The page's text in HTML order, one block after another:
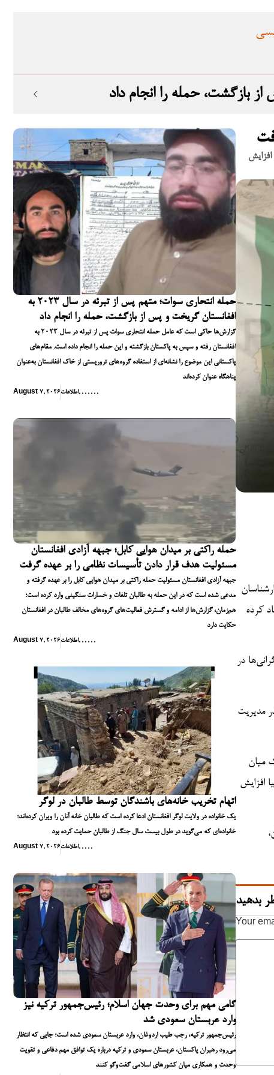
حمله انتحاری سوات؛ متهم پس از تبرئه در سال ۲۰۲۳ به
افغانستان گریخت و پس از بازگشت، حمله را انجام داد
گزارش‌ها حاکی است که عامل حمله انتحاری سوات پس از تبرئه در سال ۲۰۲۳ به
افغانستان رفته و سپس به پاکستان بازگشته و این حمله را انجام داده است. مقام‌های
پاکستانی این موضوع را نشانه‌ای از استفاده گروه‌های تروریستی از خاک افغانستان به‌عنوان
پناهگاه عنوان کرده‌اند
August 7, 2026اطلاعات, , , , , , ,
حمله راکتی بر میدان هوایی کابل؛ جبهه آزادی افغانستان
مسئولیت هدف قرار دادن تأسیسات نظامی را بر عهده گرفت
جبهه آزادی افغانستان مسئولیت حمله راکتی بر میدان هوایی کابل را بر عهده گرفته و
مدعی شده است که در این حمله به طالبان تلفات و خسارات سنگینی وارد کرده است؛
هم‌زمان، گزارش‌ها از ادامه و گسترش فعالیت‌های گروه‌های مخالف طالبان در افغانستان
حکایت دارد
August 7, 2026اطلاعات, , , , , ,
اتهام تخریب خانه‌های باشندگان توسط طالبان در لوگر
یک خانواده در ولایت لوگر افغانستان ادعا کرده است که طالبان خانه آنان را ویران کرده‌اند؛
خانواده‌ای که می‌گوید در طول بیست سال جنگ از طالبان حمایت کرده بود
August 7, 2026اطلاعات, , , , ,
گامی مهم برای وحدت جهان اسلام؛ رئیس‌جمهور ترکیه نیز
وارد عربستان سعودی شد
رئیس‌جمهور ترکیه، رجب طیب اردوغان، وارد عربستان سعودی شده است؛ جایی که انتظار
می‌رود رهبران پاکستان، عربستان سعودی و ترکیه درباره یک توافق مهم دفاعی و تقویت
وحدت و همکاری میان کشورهای اسلامی گفت‌وگو کنند
کرده
در
مدیریت
میان
افزایش
بدهید
Your